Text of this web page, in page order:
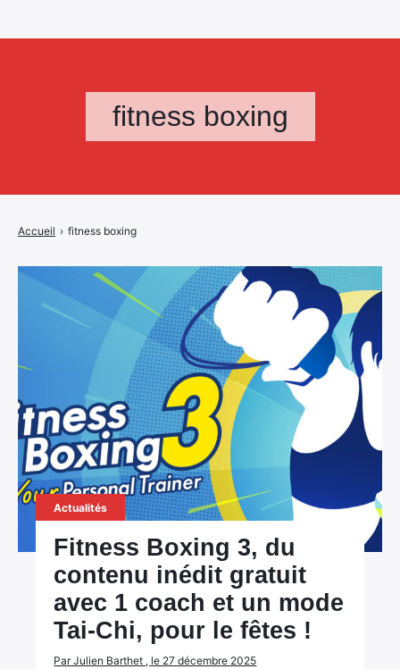
fitness boxing
Accueil › fitness boxing
Actualités
Fitness Boxing 3, du
contenu inédit gratuit
avec 1 coach et un mode
Tai-Chi, pour le fêtes !
Par Julien Barthet , le 27 décembre 2025